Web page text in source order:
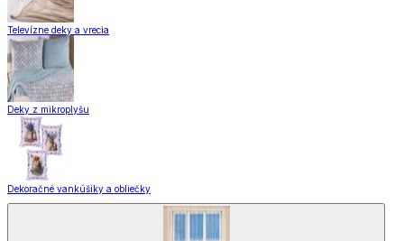
Televízne deky a vrecia
Deky z mikroplyšu
Dekoračné vankúšiky a obliečky